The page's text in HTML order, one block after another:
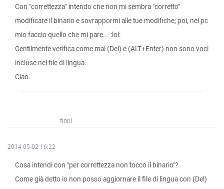
Con "correttezza" intendo che non mi sembra "corretto"
modificare il binario e sovrappormi alle tue modifiche; poi, nel pc
mio faccio quello che mi pare... :lol:
Gentilmente verifica come mai (Del) e (ALT+Enter) non sono voci
incluse nel file di lingua.
Ciao.
finni
2014-05-02 16:22
Cosa intendi con "per correttezza non tocco il binario"?
Come già detto io non posso aggiornare il file di lingua con (Del)